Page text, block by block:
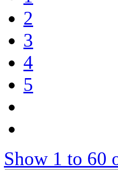
2
3
4
5
Show 1 to 60